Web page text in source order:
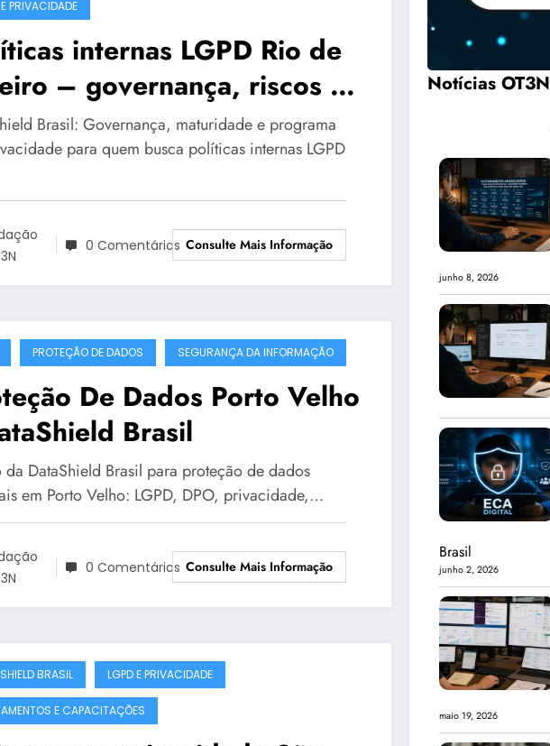
PRIVACIDADE
internas LGPD Rio de
– governança, riscos e
Brasil: Governança, maturidade e programa
para quem busca políticas internas LGPD
0 Comentários Consulte Mais Informação
PROTEÇÃO DE DADOS SEGURANÇA DA INFORMAÇÃO
De Dados Porto Velho
Brasil
DataShield Brasil para proteção de dados
em Porto Velho: LGPD, DPO, privacidade,…
0 Comentários Consulte Mais Informação
BRASIL LGPD E PRIVACIDADE
E CAPACITAÇÕES
Notícias OT3N
junho 8, 2026
Brasil
junho 2, 2026
maio 19, 2026